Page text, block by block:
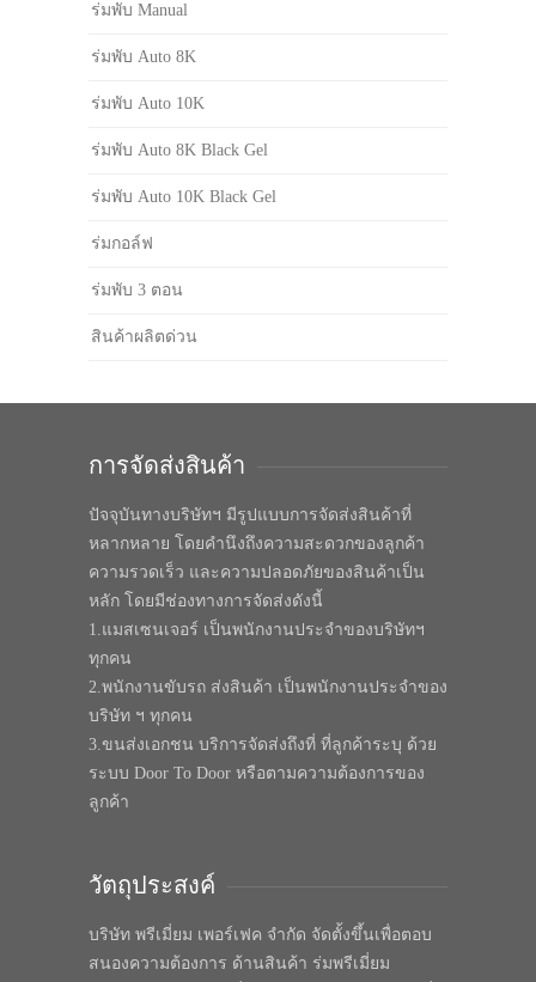
ร่มพับ Manual
ร่มพับ Auto 8K
ร่มพับ Auto 10K
ร่มพับ Auto 8K Black Gel
ร่มพับ Auto 10K Black Gel
ร่มกอล์ฟ
ร่มพับ 3 ตอน
สินค้าผลิตด่วน
การจัดส่งสินค้า
ปัจจุบันทางบริษัทฯ มีรูปแบบการจัดส่งสินค้าที่
หลากหลาย โดยคำนึงถึงความสะดวกของลูกค้า
ความรวดเร็ว และความปลอดภัยของสินค้าเป็น
หลัก โดยมีช่องทางการจัดส่งดังนี้
1.แมสเซนเจอร์ เป็นพนักงานประจำของบริษัทฯ
ทุกคน
2.พนักงานขับรถ ส่งสินค้า เป็นพนักงานประจำของ
บริษัท ฯ ทุกคน
3.ขนส่งเอกชน บริการจัดส่งถึงที่ ที่ลูกค้าระบุ ด้วย
ระบบ Door To Door หรือตามความต้องการของ
ลูกค้า
วัตถุประสงค์
บริษัท พรีเมี่ยม เพอร์เฟค จำกัด จัดตั้งขึ้นเพื่อตอบ
สนองความต้องการ ด้านสินค้า ร่มพรีเมี่ยม